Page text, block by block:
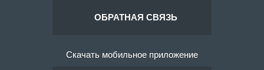
ОБРАТНАЯ СВЯЗЬ
Скачать мобильное приложение